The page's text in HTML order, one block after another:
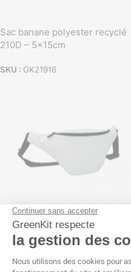
Sac banane polyester recyclé
210D – 5x15cm
SKU : GK21916
Sac banane PU recyclé souple
SKU :GK21681